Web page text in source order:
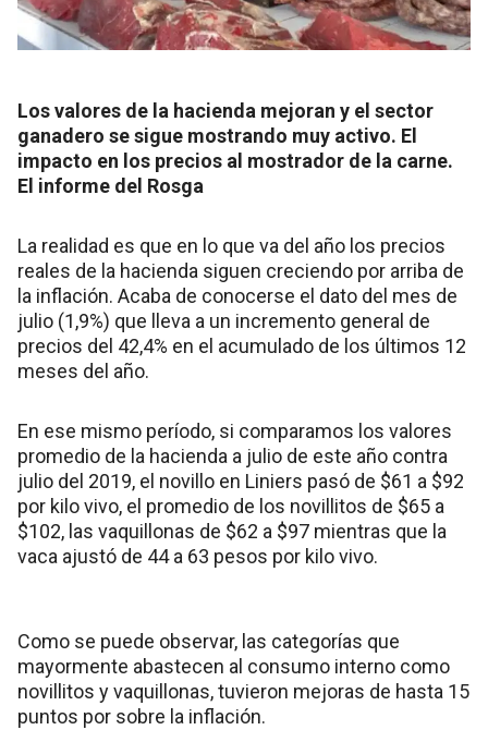
Los valores de la hacienda mejoran y el sector
ganadero se sigue mostrando muy activo. El
impacto en los precios al mostrador de la carne.
El informe del Rosga
La realidad es que en lo que va del año los precios
reales de la hacienda siguen creciendo por arriba de
la inflación. Acaba de conocerse el dato del mes de
julio (1,9%) que lleva a un incremento general de
precios del 42,4% en el acumulado de los últimos 12
meses del año.
En ese mismo período, si comparamos los valores
promedio de la hacienda a julio de este año contra
julio del 2019, el novillo en Liniers pasó de $61 a $92
por kilo vivo, el promedio de los novillitos de $65 a
$102, las vaquillonas de $62 a $97 mientras que la
vaca ajustó de 44 a 63 pesos por kilo vivo.
Como se puede observar, las categorías que
mayormente abastecen al consumo interno como
novillitos y vaquillonas, tuvieron mejoras de hasta 15
puntos por sobre la inflación.